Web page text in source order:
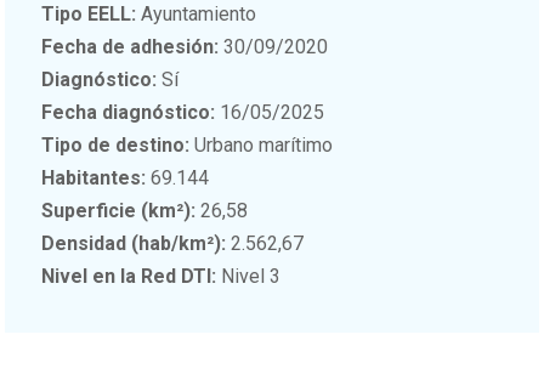
Tipo EELL: Ayuntamiento
Fecha de adhesión: 30/09/2020
Diagnóstico: Sí
Fecha diagnóstico: 16/05/2025
Tipo de destino: Urbano marítimo
Habitantes: 69.144
Superficie (km²): 26,58
Densidad (hab/km²): 2.562,67
Nivel en la Red DTI: Nivel 3